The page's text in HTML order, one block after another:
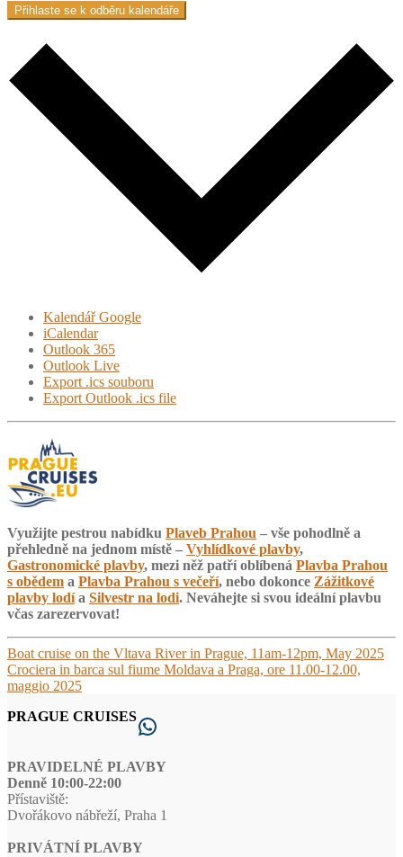
Přihlaste se k odběru kalendáře
Kalendář Google
iCalendar
Outlook 365
Outlook Live
Export .ics souboru
Export Outlook .ics file
Využijte pestrou nabídku Plaveb Prahou – vše pohodlně a
přehledně na jednom místě – Vyhlídkové plavby,
Gastronomické plavby, mezi něž patří oblíbená Plavba Prahou
s obědem a Plavba Prahou s večeří, nebo dokonce Zážitkové
plavby lodía Silvestr na lodi. Neváhejte si svou ideální plavbu
včas zarezervovat!
Navigace
pro
příspěvek
Předchozí
příspěvek:
Boat cruise on the Vltava River in Prague, 11am-12pm, May 2025
Následující
příspěvek:
Crociera in barca sul fiume Moldava a Praga, ore 11.00-12.00,
maggio 2025
PRAGUE CRUISESWhatsApp
PRAVIDELNÉ PLAVBY
Denně 10:00-22:00
Přístaviště:
Dvořákovo nábřeží, Praha 1
PRIVÁTNÍ PLAVBY